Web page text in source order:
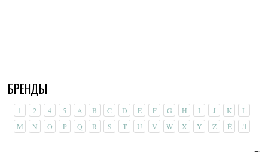
БРЕНДЫ
1 2 4 5 A B C D E F G H I J K
L
M
N O P Q R S T U V W X Y Z É Л